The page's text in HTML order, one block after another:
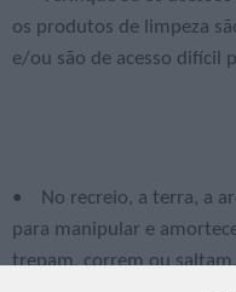
os produtos de limpeza
e/ou são de acesso difícil
• No recreio, a terra, a
para manipular e
trepam, correm ou